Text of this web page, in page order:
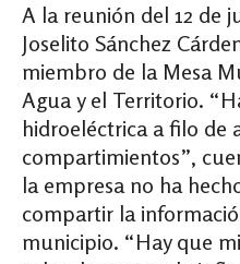
A la reunión del 12 de
Joselito Sánchez
miembro de la Mesa
Agua y el Territorio.
hidroeléctrica a filo de
compartimientos”,
la empresa no ha
compartir la
municipio. “Hay que